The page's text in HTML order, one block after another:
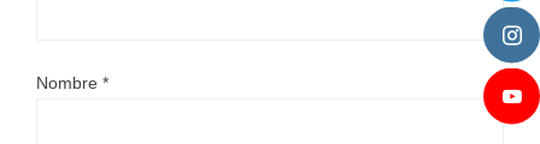
Nombre *